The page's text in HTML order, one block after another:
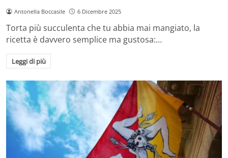
Antonella Boccasile 6 Dicembre 2025
Torta più succulenta che tu abbia mai mangiato, la
ricetta è davvero semplice ma gustosa:…
Leggi di più